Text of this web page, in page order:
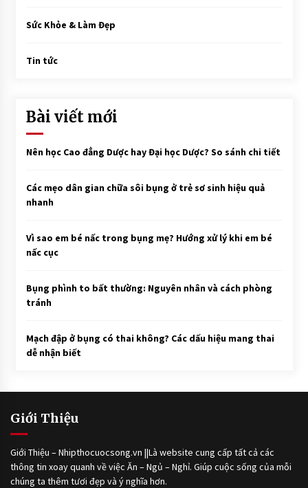
Sức Khỏe & Làm Đẹp
Tin tức
Bài viết mới
Nên học Cao đẳng Dược hay Đại học Dược? So sánh chi tiết
Các mẹo dân gian chữa sôi bụng ở trẻ sơ sinh hiệu quả
nhanh
Vì sao em bé nấc trong bụng mẹ? Hướng xử lý khi em bé
nấc cục
Bụng phình to bất thường: Nguyên nhân và cách phòng
tránh
Mạch đập ở bụng có thai không? Các dấu hiệu mang thai
dễ nhận biết
Giới Thiệu
Giới Thiệu – Nhipthocuocsong.vn ||Là website cung cấp tất cả các
thông tin xoay quanh về việc Ăn – Ngủ – Nghỉ. Giúp cuộc sống của mỗi
chúng ta thêm tươi đẹp và ý nghĩa hơn.